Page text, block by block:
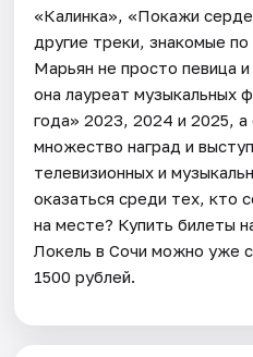
«Калинка», «Покажи
другие треки, знакомые
Марьян не просто певица
она лауреат музыкальных
года» 2023, 2024 и 2025,
множество наград и
телевизионных и
оказаться среди тех, кто
на месте? Купить билеты
Локель в Сочи можно уже
1500 рублей.